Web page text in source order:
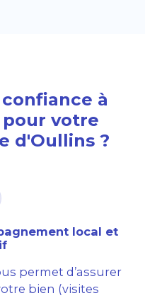
à
votre
d'Oullins ?
local et
permet d’assurer
bien (visites